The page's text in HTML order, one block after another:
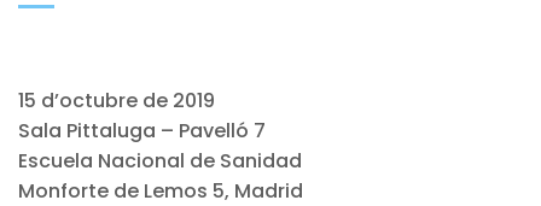
15 d’octubre de 2019
Sala Pittaluga – Pavelló 7
Escuela Nacional de Sanidad
Monforte de Lemos 5, Madrid